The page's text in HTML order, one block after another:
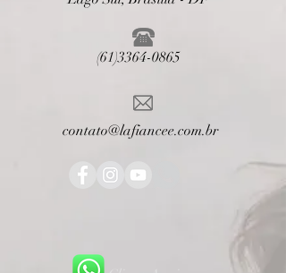
(61)3364-0865
contato@lafiancee.com.br